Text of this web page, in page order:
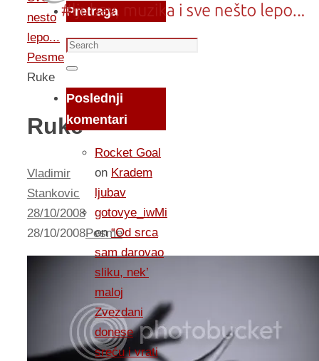
nesto
lepo...
Pesme
Ruke
Ruke
Vladimir
Stankovic
28/10/2008
28/10/2008Pesme
Pretraga
Search
for:
Search
Poslednji
komentari
Rocket Goal
on Kradem
ljubav
gotovye_iwMi
on“Od srca
sam darovao
sliku, nek’
maloj
Zvezdani
donese
sreću i vrati